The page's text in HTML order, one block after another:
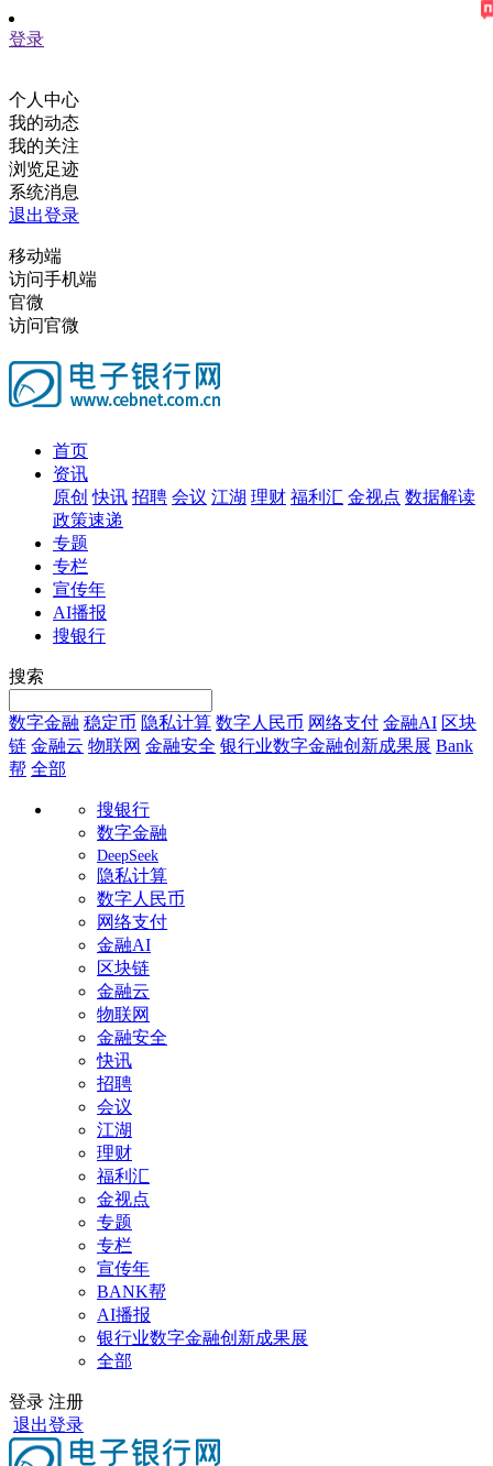
登录
个人中心
我的动态
我的关注
浏览足迹
系统消息
退出登录
移动端
访问手机端
官微
访问官微
首页
资讯
原创 快讯 招聘 会议 江湖 理财 福利汇 金视点 数据解读
政策速递
专题
专栏
宣传年
AI播报
搜银行
搜索
数字金融 稳定币 隐私计算 数字人民币 网络支付 金融AI 区块
链 金融云 物联网 金融安全 银行业数字金融创新成果展 Bank
帮 全部
搜银行
数字金融
DeepSeek
隐私计算
数字人民币
网络支付
金融AI
区块链
金融云
物联网
金融安全
快讯
招聘
会议
江湖
理财
福利汇
金视点
专题
专栏
宣传年
BANK帮
AI播报
银行业数字金融创新成果展
全部
登录 注册
退出登录